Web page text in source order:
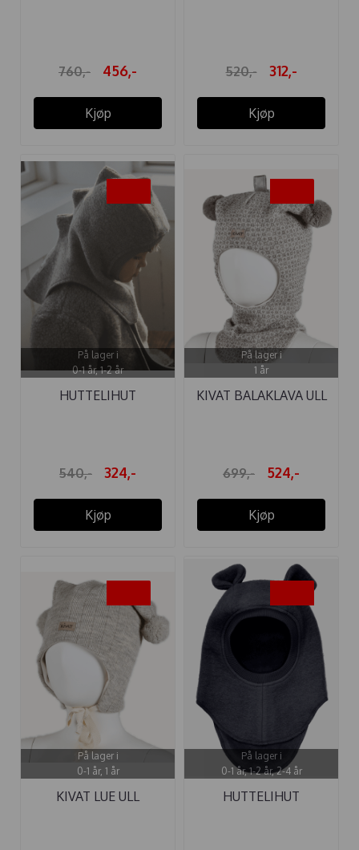
760,- 456,-
Kjøp
520,- 312,-
Kjøp
På lager i
0-1 år, 1-2 år
HUTTELIHUT
540,- 324,-
Kjøp
På lager i
1 år
KIVAT BALAKLAVA ULL
699,- 524,-
Kjøp
På lager i
0-1 år, 1 år
KIVAT LUE ULL
På lager i
0-1 år, 1-2 år, 2-4 år
HUTTELIHUT